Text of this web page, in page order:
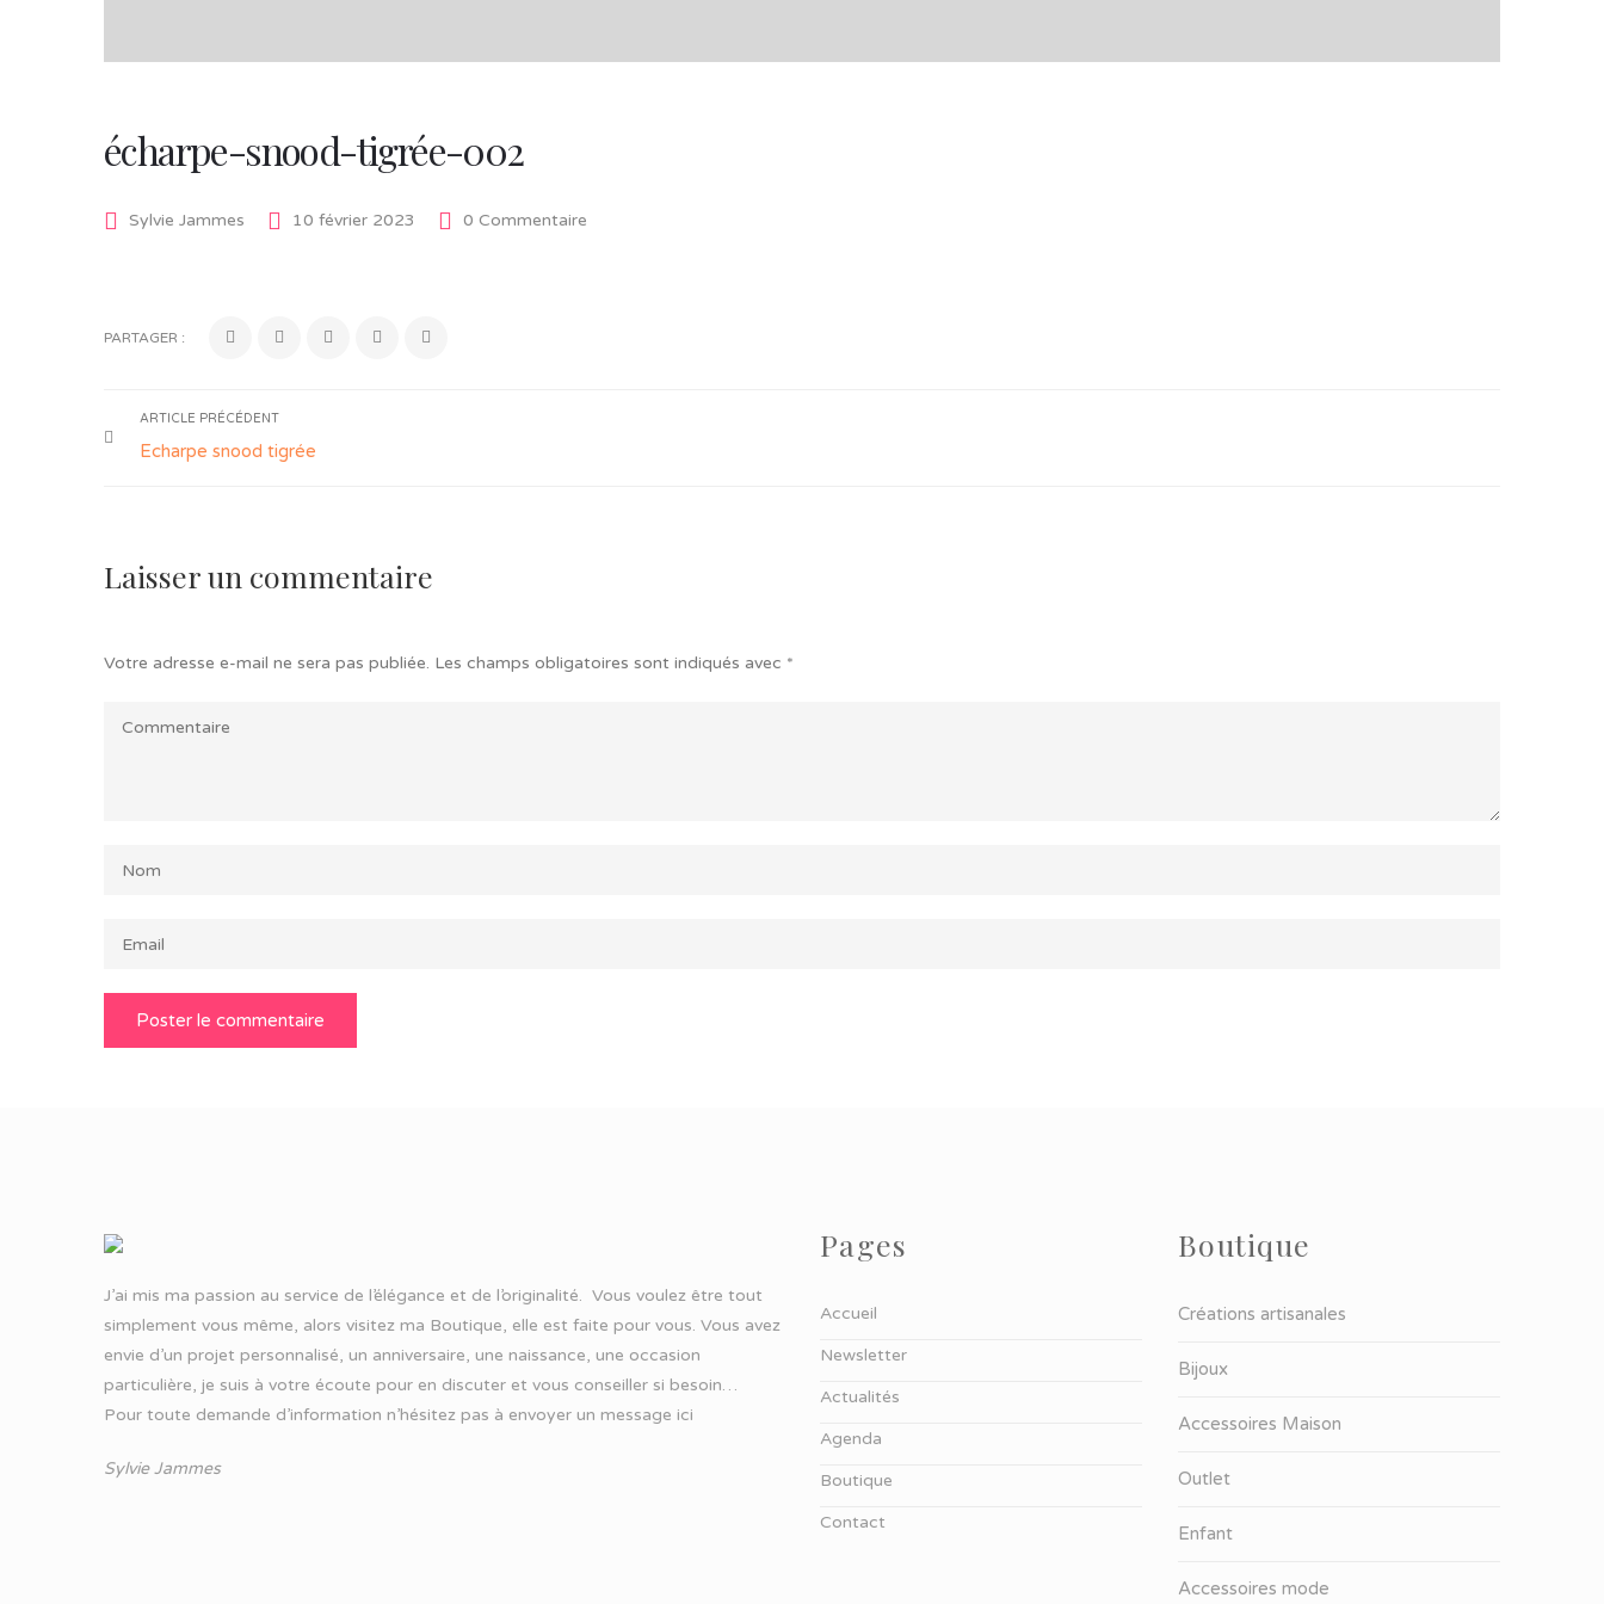
écharpe-snood-tigrée-002
Sylvie Jammes 10 février 2023 0 Commentaire
PARTAGER :
ARTICLE PRÉCÉDENT
Echarpe snood tigrée
Laisser un commentaire
Votre adresse e-mail ne sera pas publiée. Les champs obligatoires sont indiqués avec *
J’ai mis ma passion au service de l’élégance et de l’originalité. Vous voulez être tout
simplement vous même, alors visitez ma Boutique, elle est faite pour vous. Vous avez
envie d’un projet personnalisé, un anniversaire, une naissance, une occasion
particulière, je suis à votre écoute pour en discuter et vous conseiller si besoin…
Pour toute demande d’information n’hésitez pas à envoyer un message ici
Sylvie Jammes
Pages
Accueil
Newsletter
Actualités
Agenda
Boutique
Contact
Boutique
Créations artisanales
Bijoux
Accessoires Maison
Outlet
Enfant
Accessoires mode